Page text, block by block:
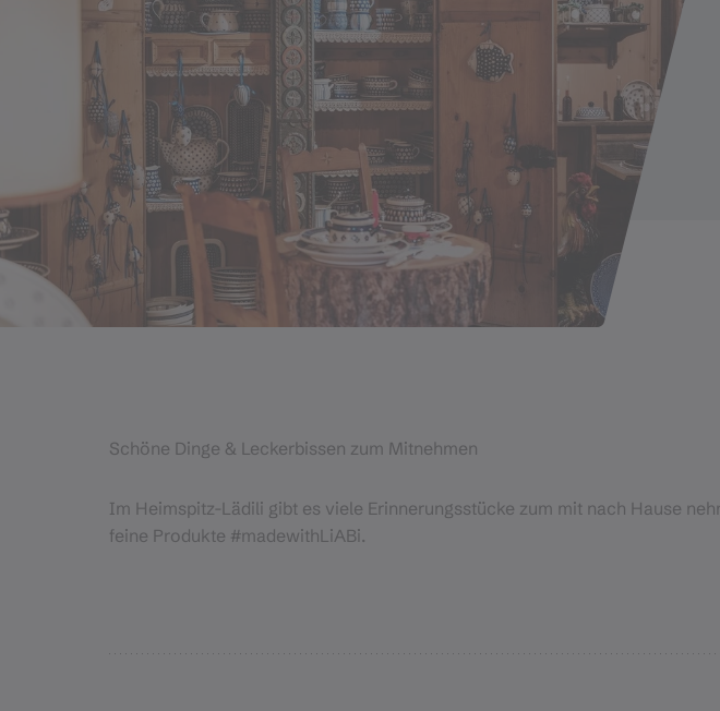
Schöne Dinge & Leckerbissen zum Mitnehmen
Im Heimspitz-Lädili gibt es viele Erinnerungsstücke zum mit nach Hause
feine Produkte #madewithLiABi.